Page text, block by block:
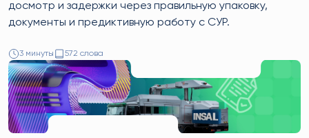
досмотр и задержки через правильную упаковку,
документы и предиктивную работу с СУР.
3 минуты 572 слова